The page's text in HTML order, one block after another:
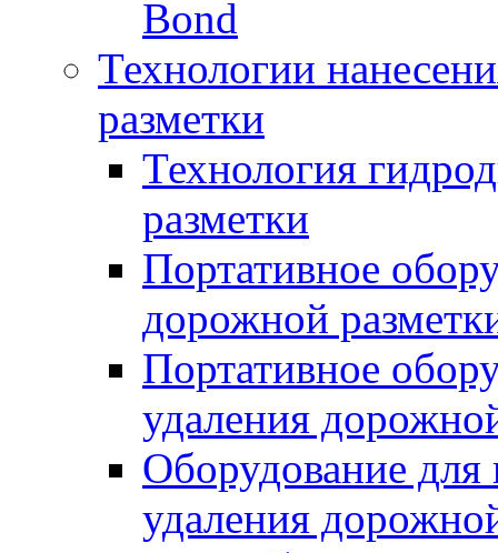
Bond
Технологии
разметки
Технология
разметки
Портативное
дорожной
Портативное
удаления
Оборудование для
удаления